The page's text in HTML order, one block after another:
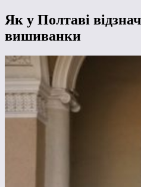
Як у Полтаві
вишиванки